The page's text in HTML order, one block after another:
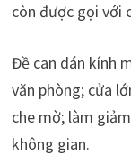
còn được gọi với
Đề can dán kính
văn phòng; cửa
che mờ; làm
không gian.